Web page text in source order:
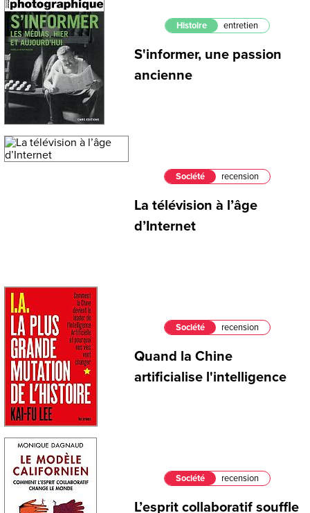
Histoire entretien
S'informer, une passion
ancienne
Société recension
La télévision à l’âge
d’Internet
Société recension
Quand la Chine
artificialise l'intelligence
Société recension
L’esprit collaboratif souffle